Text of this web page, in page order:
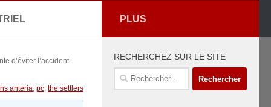
d’éviter l’accident
anteria, pc, the settlers
PLUS
RECHERCHEZ SUR LE SITE
Rechercher :